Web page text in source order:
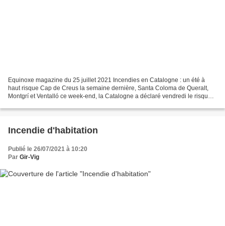
Equinoxe magazine du 25 juillet 2021 Incendies en Catalogne : un été à
haut risque Cap de Creus la semaine dernière, Santa Coloma de Queralt,
Montgrí et Ventalló ce week-end, la Catalogne a déclaré vendredi le risque
Incendie d'habitation
Publié le 26/07/2021 à 10:20
Par Gir-Vig